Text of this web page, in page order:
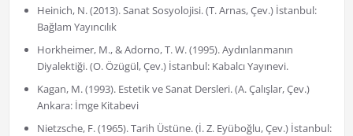
Heinich, N. (2013). Sanat Sosyolojisi. (T. Arnas, Çev.) İstanbul:
Bağlam Yayıncılık
Horkheimer, M., & Adorno, T. W. (1995). Aydınlanmanın
Diyalektiği. (O. Özügül, Çev.) İstanbul: Kabalcı Yayınevi.
Kagan, M. (1993). Estetik ve Sanat Dersleri. (A. Çalışlar, Çev.)
Ankara: İmge Kitabevi
Nietzsche, F. (1965). Tarih Üstüne. (İ. Z. Eyüboğlu, Çev.) İstanbul: